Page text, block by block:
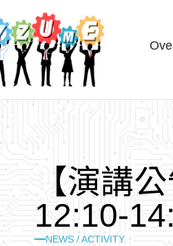
NEWS / ACTIVITY
【演講公
12:10-14: